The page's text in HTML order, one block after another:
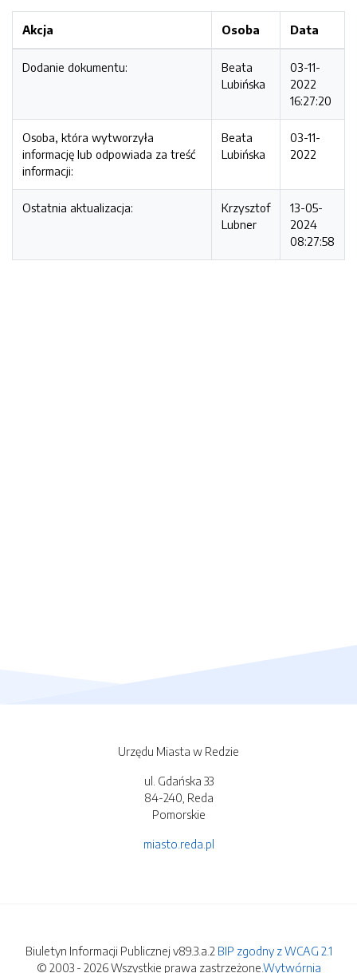
Akcja Osoba Data
Dodanie dokumentu:
Beata
Lubińska
03-11-
2022
16:27:20
Osoba, która wytworzyła
informację lub odpowiada za treść
informacji:
Beata
Lubińska
03-11-
2022
Ostatnia aktualizacja:
Krzysztof
Lubner
13-05-
2024
08:27:58
Urzędu Miasta w Redzie
ul. Gdańska 33
84-240, Reda
Pomorskie
miasto.reda.pl
Biuletyn Informacji Publicznej v89.3.a.2 BIP zgodny z WCAG 2.1
© 2003 - 2026 Wszystkie prawa zastrzeżone.Wytwórnia